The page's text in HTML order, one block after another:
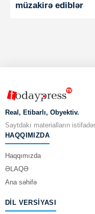
müzakirə ediblər
Real, Etibarlı, Obyektiv.
Saytdakı materialların
HAQQIMIZDA
Haqqımızda
ƏLAQƏ
Ana səhifə
DIL VERSIYASI